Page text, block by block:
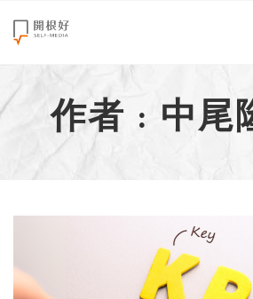
來點正能量
世界在想什麼
創造美好生活
影片專區
作者 : 中尾